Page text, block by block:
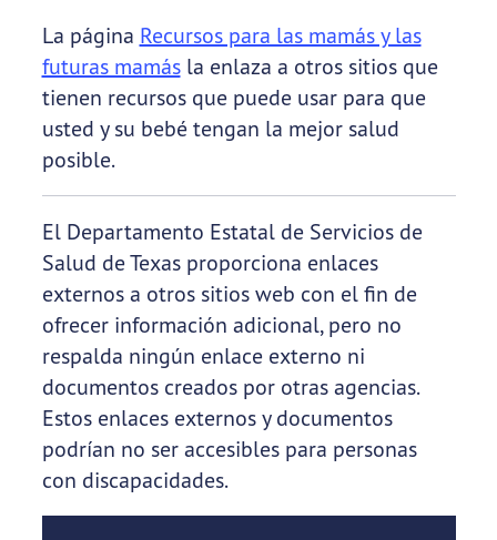
La página Recursos para las mamás y las
futuras mamásla enlaza a otros sitios que
tienen recursos que puede usar para que
usted y su bebé tengan la mejor salud
posible.
El Departamento Estatal de Servicios de
Salud de Texas proporciona enlaces
externos a otros sitios web con el fin de
ofrecer información adicional, pero no
respalda ningún enlace externo ni
documentos creados por otras agencias.
Estos enlaces externos y documentos
podrían no ser accesibles para personas
con discapacidades.